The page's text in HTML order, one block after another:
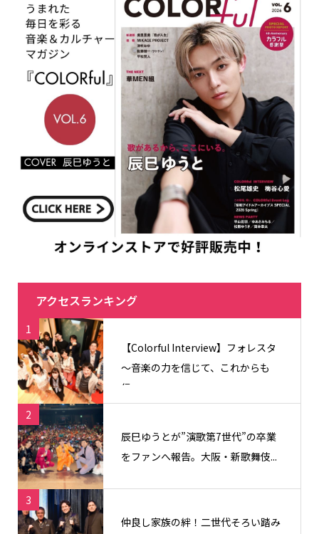
アクセスランキング
1
【Colorful Interview】フォレスタ
〜音楽の力を信じて、これからも
信...
2
辰巳ゆうとが”演歌第7世代”の卒業
をファンへ報告。大阪・新歌舞伎...
3
仲良し家族の絆！二世代そろい踏み